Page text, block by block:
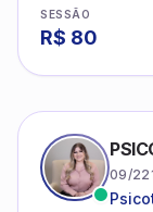
SESSÃO
R$ 80
09/